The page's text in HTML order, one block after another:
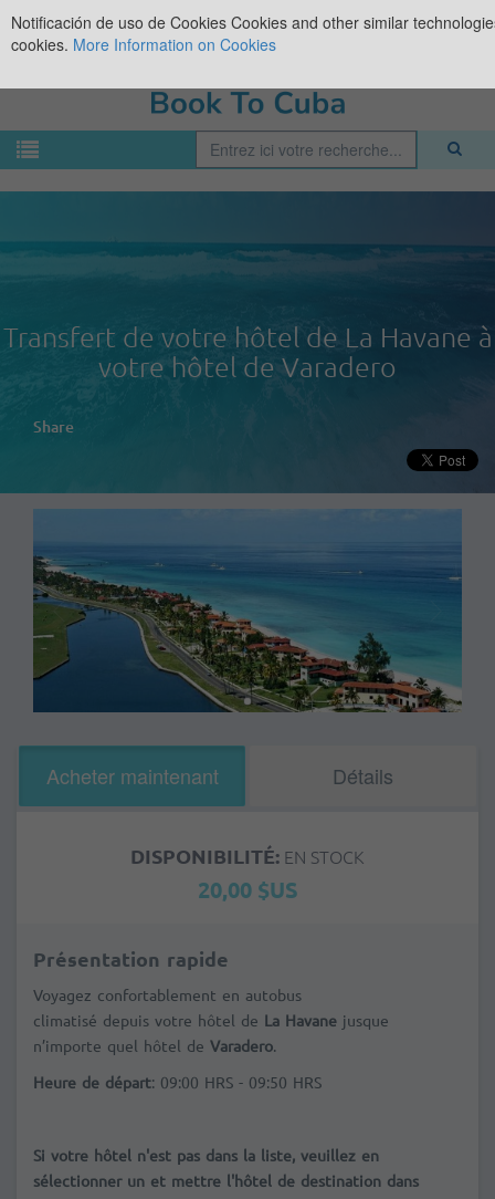
Transfert de votre hôtel de La Havane à
votre hôtel de Varadero
Share
Acheter maintenant Détails
DISPONIBILITÉ: EN STOCK
20,00 $US
Présentation rapide
Voyagez confortablement en autobus
climatisé depuis votre hôtel de La Havane jusque
n’importe quel hôtel de Varadero.
Heure de départ: 09:00 HRS - 09:50 HRS
Si votre hôtel n'est pas dans la liste, veuillez en
sélectionner un et mettre l'hôtel de destination dans
Notificación de uso de Cookies Cookies and other similar
cookies. More Information on Cookies